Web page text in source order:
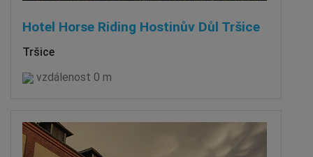
Hotel Horse Riding Hostinův Důl Tršice
Tršice
vzdálenost 0 m